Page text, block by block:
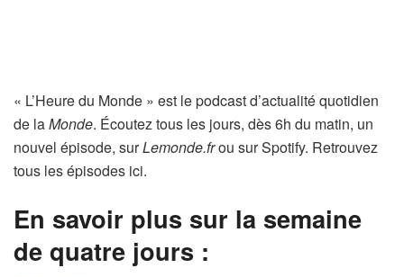
« L’Heure du Monde » est le podcast d’actualité quotidien
de laMonde. Écoutez tous les jours, dès 6h du matin, un
nouvel épisode, surLemonde.frou sur Spotify. Retrouvez
tous les épisodes ici.
En savoir plus sur la semaine
de quatre jours :